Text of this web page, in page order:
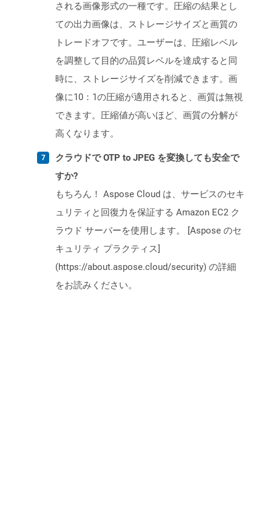
される画像形式の一種です。圧縮の結果とし
ての出力画像は、ストレージサイズと画質の
トレードオフです。ユーザーは、圧縮レベル
を調整して目的の品質レベルを達成すると同
時に、ストレージサイズを削減できます。画
像に10：1の圧縮が適用されると、画質は無視
できます。圧縮値が高いほど、画質の分解が
高くなります。
クラウドで OTP to JPEG を変換しても安全で
すか?
もちろん！ Aspose Cloud は、サービスのセキ
ュリティと回復力を保証する Amazon EC2 ク
ラウド サーバーを使用します。 [Aspose のセ
キュリティ プラクティス]
(https://about.aspose.cloud/security) の詳細
をお読みください。